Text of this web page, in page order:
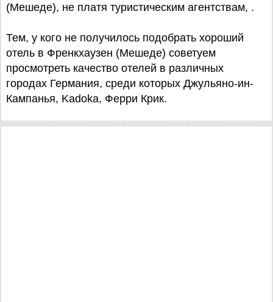
(Мешеде), не платя туристическим агентствам, .
Тем, у кого не получилось подобрать хороший
отель в Френкхаузен (Мешеде) советуем
просмотреть качество отелей в различных
городах Германия, среди которых Джульяно-ин-
Кампанья, Kadoka, Ферри Крик.